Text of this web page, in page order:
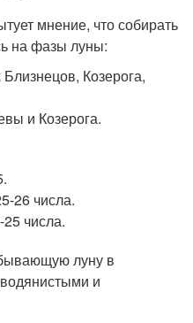
мнение, что собирать
на фазы луны:
Козерога,
и Козерога.
26 числа.
числа.
луну в
и